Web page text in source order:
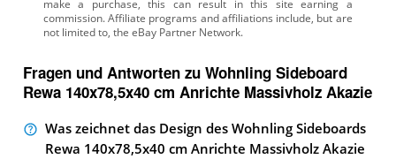
Fragen und Antworten zu Wohnling Sideboard
Rewa 140x78,5x40 cm Anrichte Massivholz Akazie
Was zeichnet das Design des Wohnling Sideboards
Rewa 140x78,5x40 cm Anrichte Massivholz Akazie